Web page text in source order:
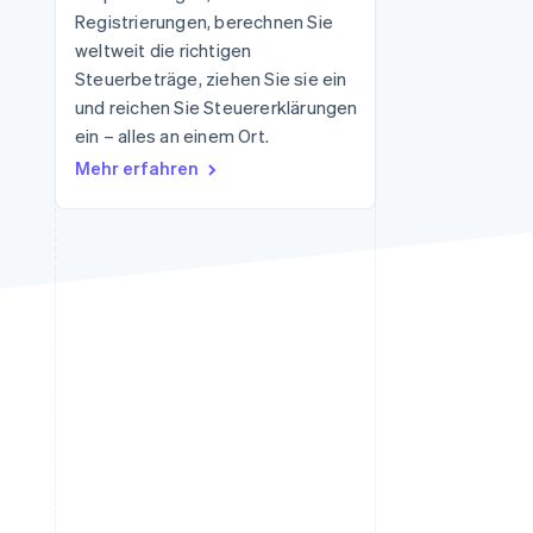
Stripe-Sessions 2026
Erfahren Sie, wie Stripe
Wirtschaftsinfrastruktur
für KI aufbaut.
Jetzt ansehen
Registrierungen, berechnen Sie
weltweit die richtigen
Steuerbeträge, ziehen Sie sie ein
und reichen Sie Steuererklärungen
ein – alles an einem Ort.
Mehr erfahren